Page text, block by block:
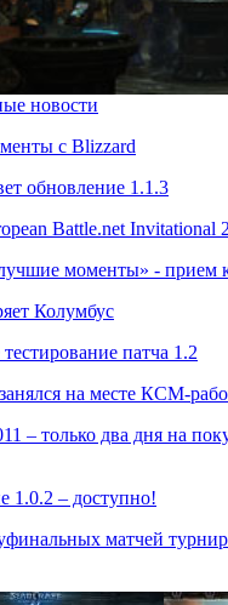
новости
с Blizzard
обновление 1.1.3
Battle.net Invitational
моменты» - прием
Колумбус
патча 1.2
на месте КСМ-
– только два дня на
1.0.2 – доступно!
матчей